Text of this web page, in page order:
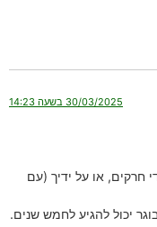
30/03/2025 בשעה 14:23
חרקים, או על ידיך (עם
יכול להגיע לחמש שנים.